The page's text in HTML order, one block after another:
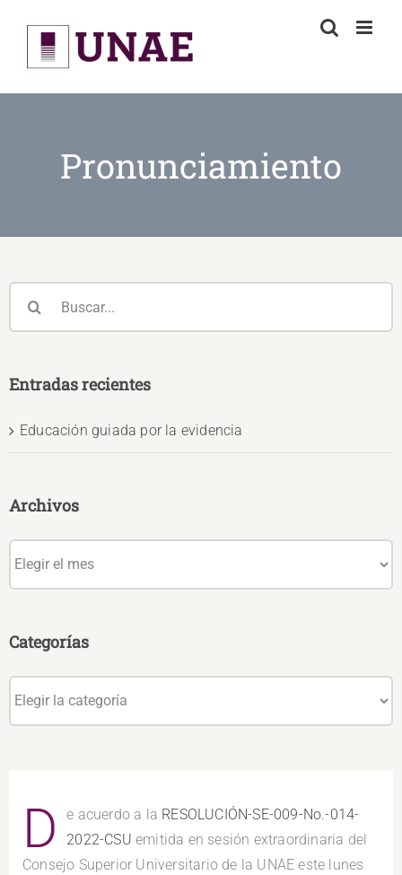
content
Pronunciamiento
D e acuerdo a la RESOLUCIÓN-SE-009-No.-014-
2022-CSU emitida en sesión extraordinaria del
Consejo Superior Universitario de la UNAE este lunes
Entradas recientes
Educación guiada por la evidencia
Archivos
Categorías